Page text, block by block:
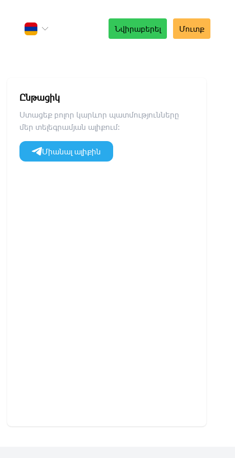
Նվիրաբերել Մուտք
Ընթացիկ
Ստացեք բոլոր կարևոր պատմությունները
մեր տելեգրամյան ալիքում։
Միանալ ալիքին